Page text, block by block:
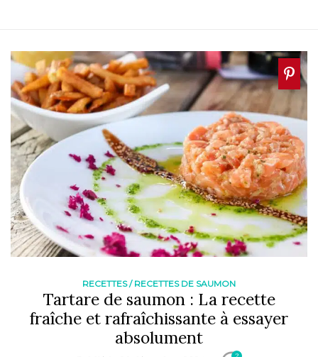
RECETTES/ RECETTES DE SAUMON
Tartare de saumon : La recette
fraîche et rafraîchissante à essayer
absolument